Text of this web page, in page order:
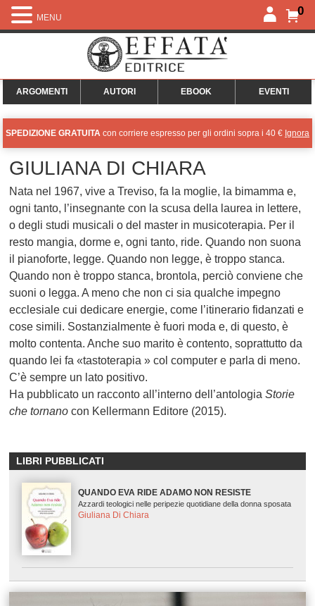
0
ARGOMENTI AUTORI EBOOK EVENTI
SPEDIZIONE GRATUITA con corriere espresso per gli ordini sopra i 40 € Ignora
GIULIANA DI CHIARA
Nata nel 1967, vive a Treviso, fa la moglie, la bimamma e,
ogni tanto, l’insegnante con la scusa della laurea in lettere,
o degli studi musicali o del master in musicoterapia. Per il
resto mangia, dorme e, ogni tanto, ride. Quando non suona
il pianoforte, legge. Quando non legge, è troppo stanca.
Quando non è troppo stanca, brontola, perciò conviene che
suoni o legga. A meno che non ci sia qualche impegno
ecclesiale cui dedicare energie, come l’itinerario fidanzati e
cose simili. Sostanzialmente è fuori moda e, di questo, è
molto contenta. Anche suo marito è contento, soprattutto da
quando lei fa «tastoterapia » col computer e parla di meno.
C’è sempre un lato positivo.
Ha pubblicato un racconto all’interno dell’antologiaStorie
che tornano con Kellermann Editore (2015).
LIBRI PUBBLICATI
QUANDO EVA RIDE ADAMO NON RESISTE
Azzardi teologici nelle peripezie quotidiane della donna sposata
Giuliana Di Chiara
MENU